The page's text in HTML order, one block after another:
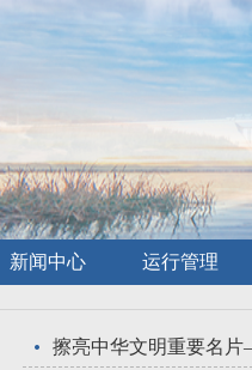
新闻中心 运行管理
擦亮中华文明重要名